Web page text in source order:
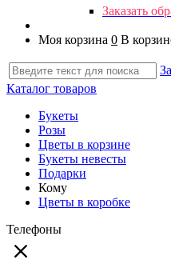
Заказать
Моя корзина 0 В
Каталог товаров
Букеты
Розы
Цветы в корзине
Букеты невесты
Подарки
Кому
Цветы в коробке
Телефоны